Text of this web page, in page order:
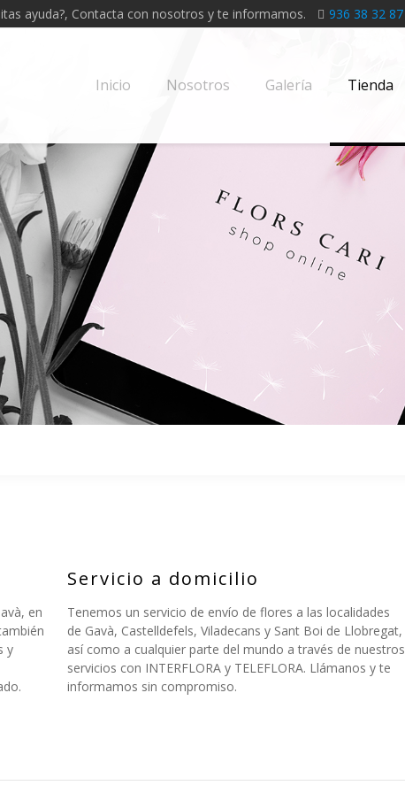
ayuda?, Contacta con nosotros y te informamos. 936 38 32 87
Inicio Nosotros Galería Tienda
en
y
Servicio a domicilio
Tenemos un servicio de envío de flores a las localidades
de Gavà, Castelldefels, Viladecans y Sant Boi de Llobregat,
así como a cualquier parte del mundo a través de nuestros
servicios con INTERFLORA y TELEFLORA. Llámanos y te
informamos sin compromiso.